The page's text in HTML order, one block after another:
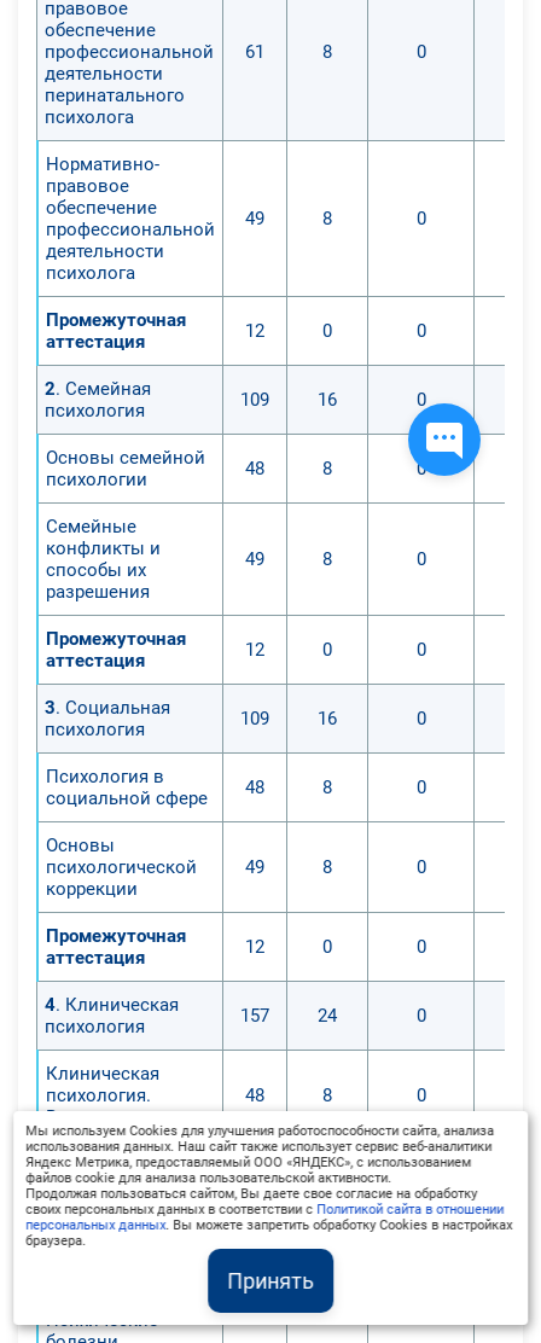
правовое
обеспечение
профессиональной
деятельности
перинатального
психолога
61 8 0
Нормативно-
правовое
обеспечение
профессиональной
деятельности
психолога
49 8 0
Промежуточная
аттестация
12 0 0
2. Семейная
психология
109 16 0
Основы семейной
психологии
48 8 0
Семейные
конфликты и
способы их
разрешения
49 8 0
Промежуточная
аттестация
12 0 0
3. Социальная
психология
109 16 0
Психология в
социальной сфере
48 8 0
Основы
психологической
коррекции
49 8 0
Промежуточная
аттестация
12 0 0
4. Клиническая
психология
157 24 0
Клиническая
психология.
Введение
48 8 0
Общая
психопатология.
Психические
расстройства
49 8 0
Психические
48 8
Принять
Мы используем Cookies для улучшения работоспособности сайта, анализа
использования данных. Наш сайт также использует сервис веб-аналитики
Яндекс Метрика, предоставляемый ООО «ЯНДЕКС», с использованием
файлов cookie для анализа пользовательской активности.
Продолжая пользоваться сайтом, Вы даете свое согласие на обработку
своих персональных данных в соответствии с Политикой сайта в отношении
персональных данных. Вы можете запретить обработку Cookies в настройках
браузера.